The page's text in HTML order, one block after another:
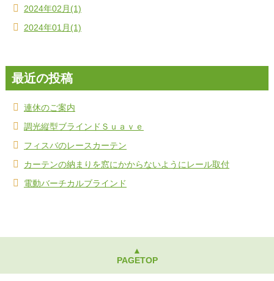
2024年02月(1)
2024年01月(1)
最近の投稿
連休のご案内
調光縦型ブラインドＳｕａｖｅ
フィスバのレースカーテン
カーテンの納まりを窓にかからないようにレール取付
電動バーチカルブラインド
▲
PAGETOP